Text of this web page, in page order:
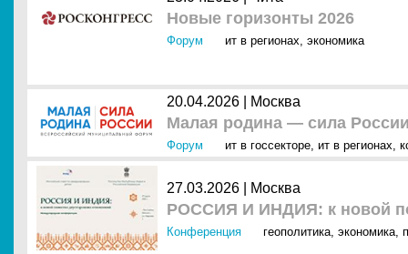
Новые горизонты 2026
Форум ит в регионах, экономика
20.04.2026 | Москва
Малая родина — сила
Форум ит в госсекторе, ит в регионах,
27.03.2026 | Москва
РОССИЯ И ИНДИЯ: к новой
Конференция геополитика, экономика,